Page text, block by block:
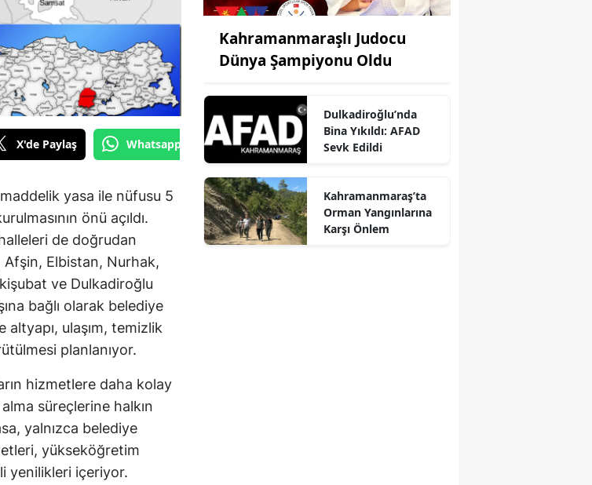
X'de Paylaş Whatsapp'tan Gönder
yasa ile nüfusu 5
önü açıldı.
de doğrudan
Afşin, Elbistan, Nurhak,
ve Dulkadiroğlu
bağlı olarak belediye
ulaşım, temizlik
planlanıyor.
hizmetlere daha kolay
süreçlerine halkın
yalnızca belediye
yükseköğretim
yenilikleri içeriyor.
Kahramanmaraşlı Judocu
Dünya Şampiyonu Oldu
Dulkadiroğlu’nda
Bina Yıkıldı: AFAD
Sevk Edildi
Kahramanmaraş’ta
Orman Yangınlarına
Karşı Önlem